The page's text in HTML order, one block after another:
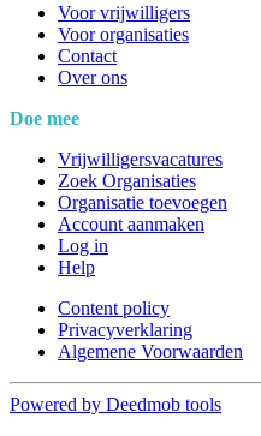
Voor vrijwilligers
Voor organisaties
Contact
Over ons
Doe mee
Vrijwilligersvacatures
Zoek Organisaties
Organisatie toevoegen
Account aanmaken
Log in
Help
Content policy
Privacyverklaring
Algemene Voorwaarden
Powered by Deedmob tools